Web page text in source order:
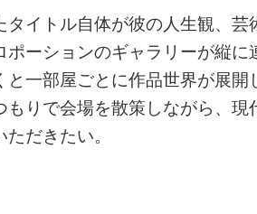
タイトル自体が彼の人生観、
ポーションのギャラリーが縦
と一部屋ごとに作品世界が展
もりで会場を散策しながら、
だきたい。